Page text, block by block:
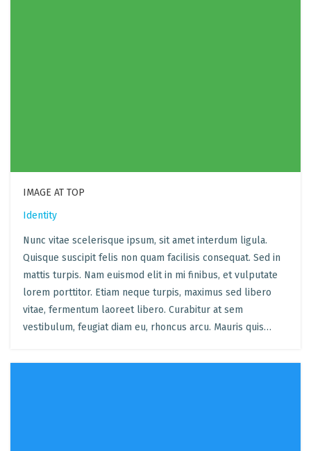
IMAGE AT TOP
Identity
Nunc vitae scelerisque ipsum, sit amet interdum ligula.
Quisque suscipit felis non quam facilisis consequat. Sed in
mattis turpis. Nam euismod elit in mi finibus, et vulputate
lorem porttitor. Etiam neque turpis, maximus sed libero
vitae, fermentum laoreet libero. Curabitur at sem
vestibulum, feugiat diam eu, rhoncus arcu. Mauris quis…